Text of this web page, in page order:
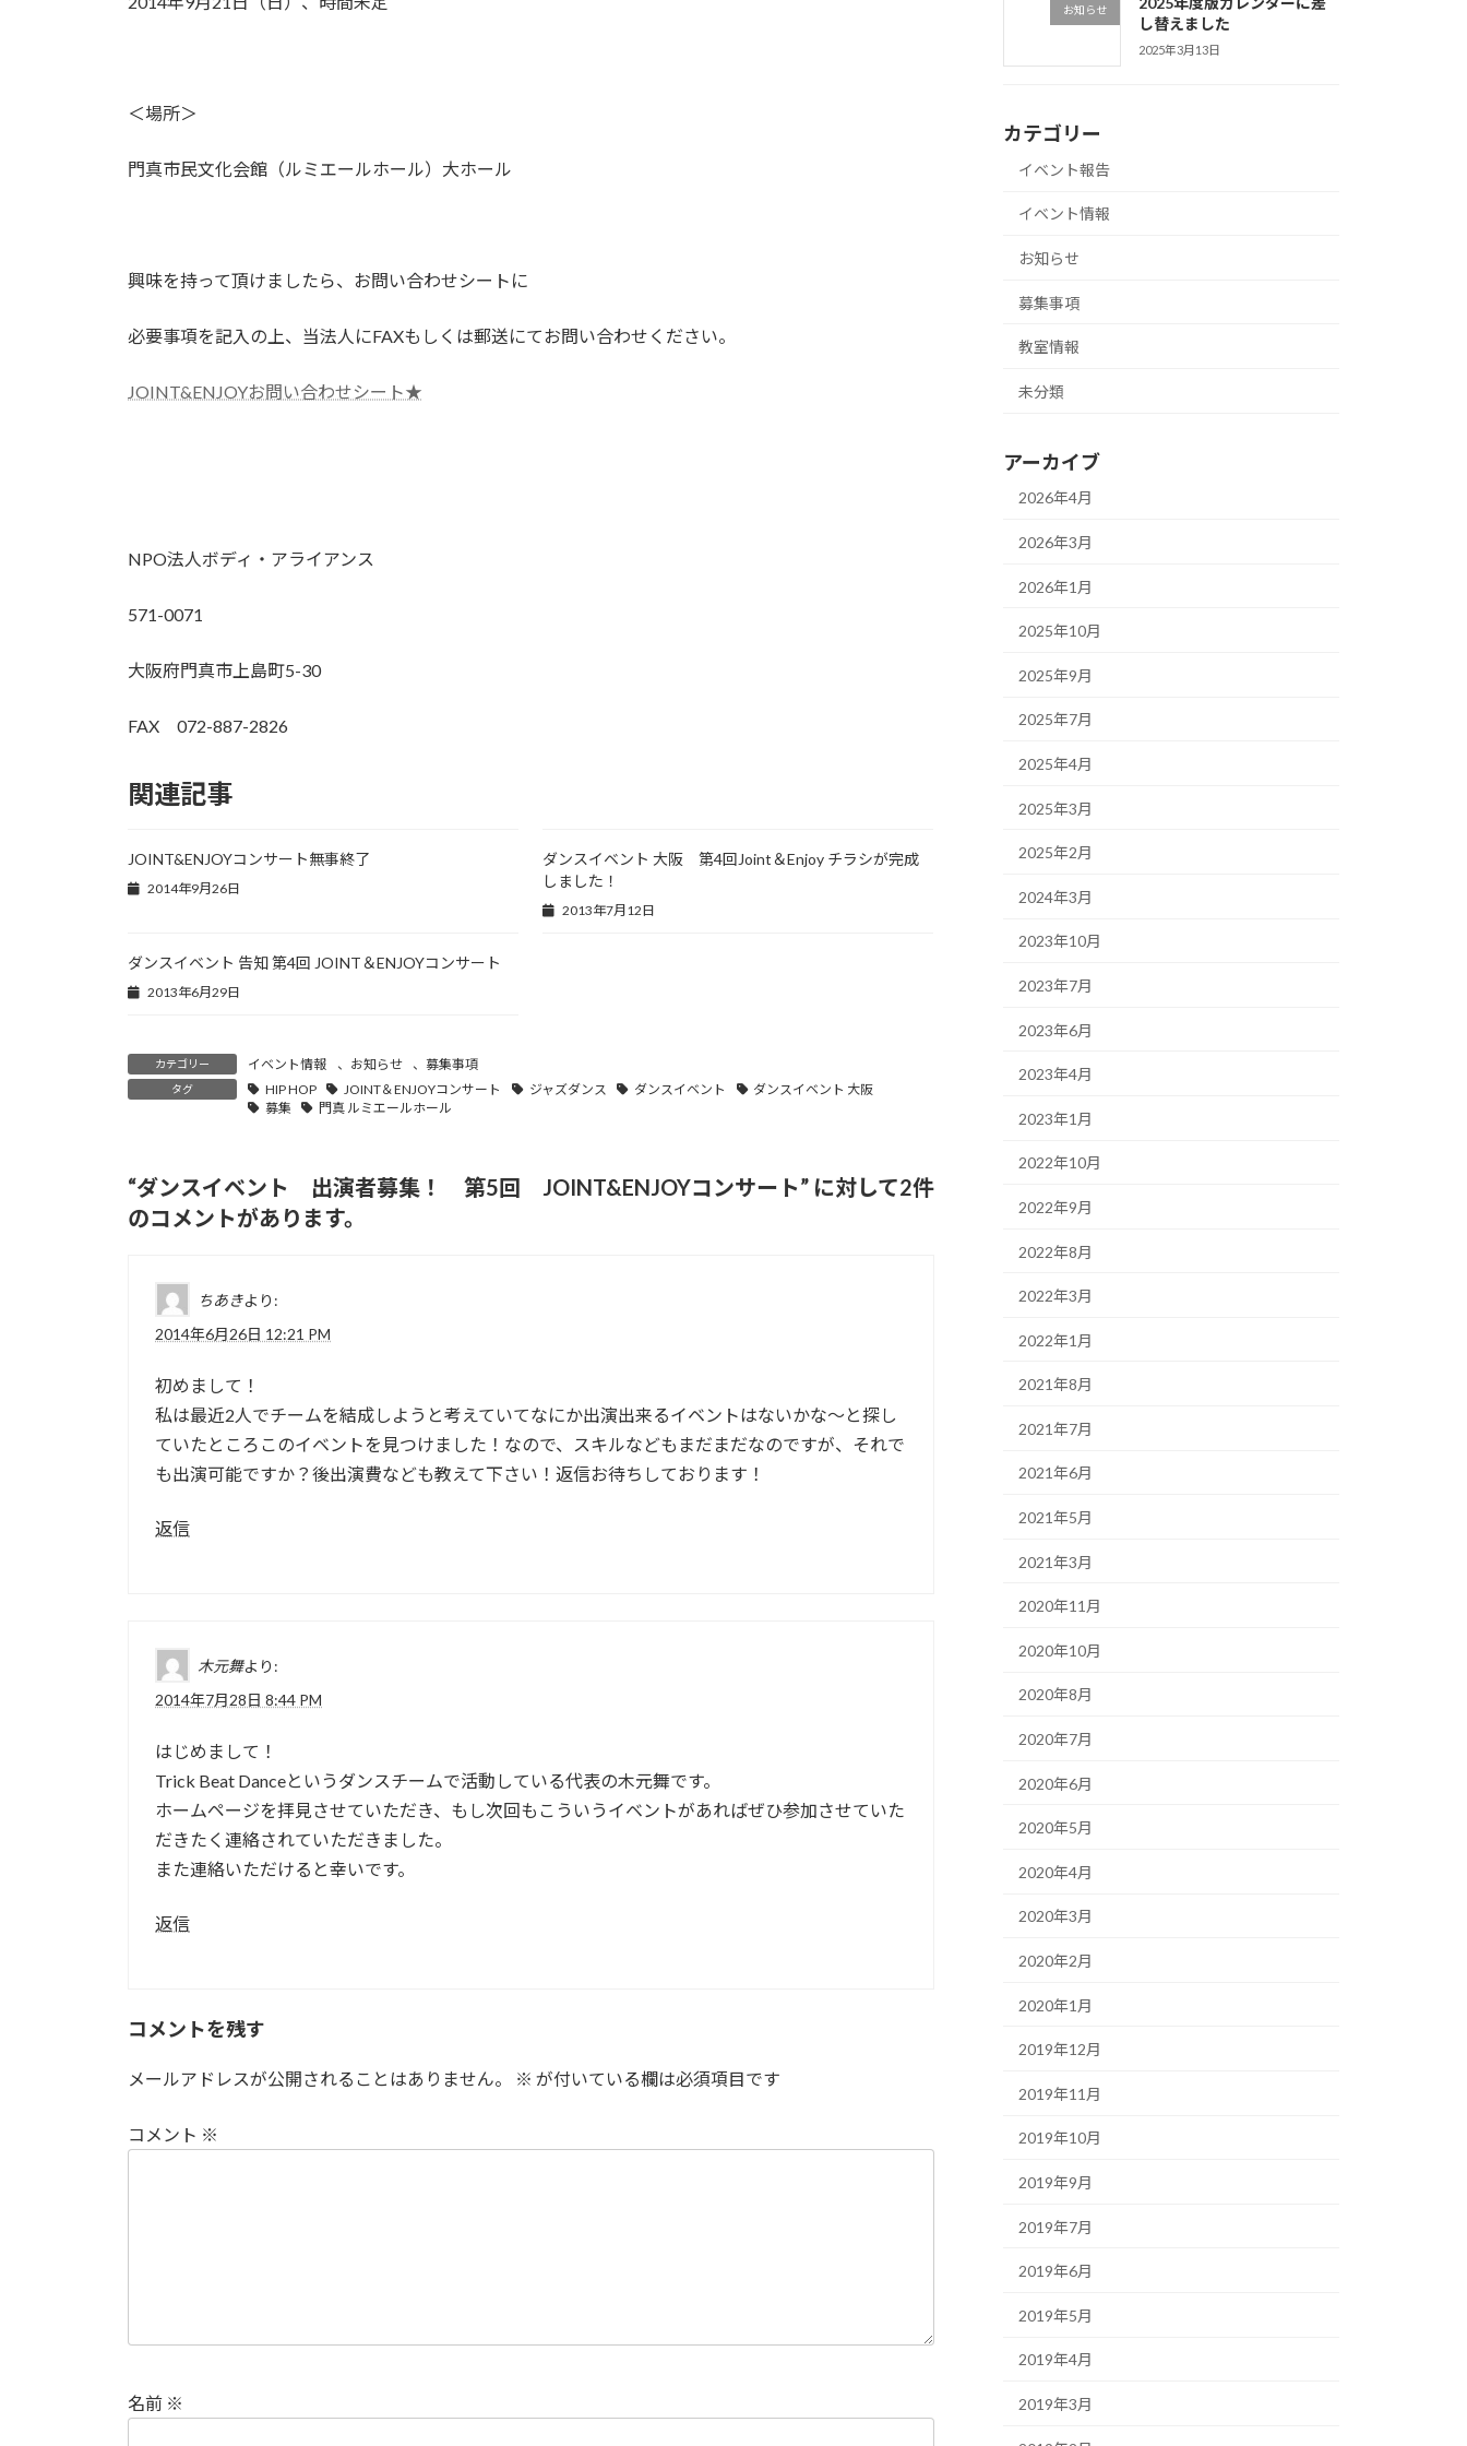
＜場所＞
門真市民文化会館（ルミエールホール）大ホール
興味を持って頂けましたら、お問い合わせシートに
必要事項を記入の上、当法人にFAXもしくは郵送にてお問い合わせください。
JOINT&ENJOYお問い合わせシート★
NPO法人ボディ・アライアンス
571-0071
大阪府門真市上島町5-30
FAX 072-887-2826
関連記事
JOINT&ENJOYコンサート無事終了
2014年9月26日
ダンスイベント 大阪 第4回Joint＆Enjoy チラシが完成
しました！
2013年7月12日
ダンスイベント 告知 第4回 JOINT＆ENJOYコンサート
2013年6月29日
カテゴリー イベント情報 、 お知らせ 、募集事項
タグ HIP HOP JOINT＆ENJOYコンサート ジャズダンス ダンスイベント
ダンスイベント 大阪
募集
門真 ルミエールホール
“ダンスイベント 出演者募集！ 第5回 JOINT&ENJOYコンサート” に対して2件
のコメントがあります。
ちあきより:
2014年6月26日 12:21 PM
初めまして！
私は最近2人でチームを結成しようと考えていてなにか出演出来るイベントはないかな〜と探し
ていたところこのイベントを見つけました！なので、スキルなどもまだまだなのですが、それで
も出演可能ですか？後出演費なども教えて下さい！返信お待ちしております！
返信
木元舞より:
2014年7月28日 8:44 PM
はじめまして！
Trick Beat Danceというダンスチームで活動している代表の木元舞です。
ホームページを拝見させていただき、もし次回もこういうイベントがあればぜひ参加させていた
だきたく連絡されていただきました。
また連絡いただけると幸いです。
返信
コメントを残す
メールアドレスが公開されることはありません。 ※ が付いている欄は必須項目です
コメント ※
名前 ※
お知らせ
し替えました
2025年3月13日
カテゴリー
イベント報告
イベント情報
お知らせ
募集事項
教室情報
未分類
アーカイブ
2026年4月
2026年3月
2026年1月
2025年10月
2025年9月
2025年7月
2025年4月
2025年3月
2025年2月
2024年3月
2023年10月
2023年7月
2023年6月
2023年4月
2023年1月
2022年10月
2022年9月
2022年8月
2022年3月
2022年1月
2021年8月
2021年7月
2021年6月
2021年5月
2021年3月
2020年11月
2020年10月
2020年8月
2020年7月
2020年6月
2020年5月
2020年4月
2020年3月
2020年2月
2020年1月
2019年12月
2019年11月
2019年10月
2019年9月
2019年7月
2019年6月
2019年5月
2019年4月
2019年3月